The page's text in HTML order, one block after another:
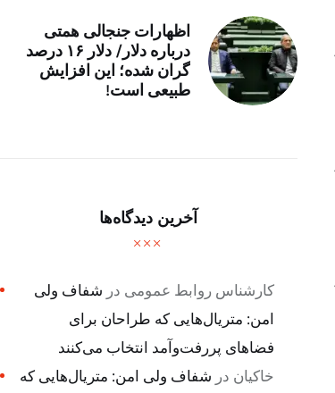
اظهارات جنجالی همتی
درباره دلار/ دلار ۱۶ درصد
گران شده؛ این افزایش
طبیعی است!
آخرین دیدگاه‌ها
کارشناس روابط عمومی در شفاف ولی
امن: متریال‌هایی که طراحان برای
فضاهای پررفت‌وآمد انتخاب می‌کنند
خاکیان در شفاف ولی امن: متریال‌هایی که